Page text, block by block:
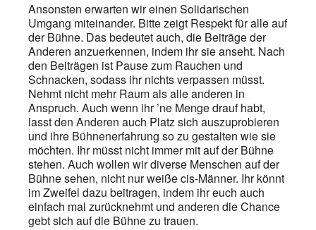
Ansonsten erwarten wir einen Solidarischen
Umgang miteinander. Bitte zeigt Respekt für alle auf
der Bühne. Das bedeutet auch, die Beiträge der
Anderen anzuerkennen, indem ihr sie anseht. Nach
den Beiträgen ist Pause zum Rauchen und
Schnacken, sodass ihr nichts verpassen müsst.
Nehmt nicht mehr Raum als alle anderen in
Anspruch. Auch wenn ihr ’ne Menge drauf habt,
lasst den Anderen auch Platz sich auszuprobieren
und ihre Bühnenerfahrung so zu gestalten wie sie
möchten. Ihr müsst nicht immer mit auf der Bühne
stehen. Auch wollen wir diverse Menschen auf der
Bühne sehen, nicht nur weiße cis-Männer. Ihr könnt
im Zweifel dazu beitragen, indem ihr euch auch
einfach mal zurücknehmt und anderen die Chance
gebt sich auf die Bühne zu trauen.